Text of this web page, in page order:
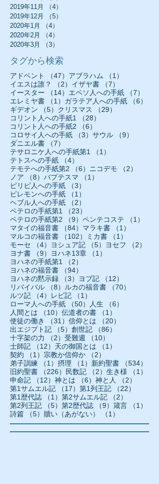
2019年11月
（4）
2019年12月
（5）
2020年1月
（4）
2020年2月
（4）
2020年3月
（3）
タグから検索
アドベント （47） 47件の記事
アブラハム （1）
イエスは誰？
（2） 2件の記事
イザヤ書 （7）
イースター
（14） 14件の記事
エペソ人への手紙 （7）
エレミヤ書
（1） 1件の記事
ガラテア人への手紙 （6）
ギデオン
（5） 5件の記事
クリスマス （29）
コリント人への手紙1
（28）
コリント人への手紙2
（6）
コロサイ人への手紙
（3） 3件の記事
サウル （9）
ダニエル書
（7）
テサロニケ人への手紙第1
（1）
テトスへの手紙
（4）
テモテへの手紙第2
（6） 6件の記事
ニコデモ （2）
ノア
（8） 8件の記事
バプテスマ （1）
ピリピ人への手紙
（3）
ピレモンへの手紙
（1）
ヘブル人への手紙
（2）
ペテロの手紙第1
（23）
ペテロの手紙第2
（9） 9件の記事
ペンテコステ （1）
マタイの福音書
（84） 84件の記事
マラキ書 （1）
マルコの福音書
（102） 102件の記事
ミカ書 （1）
モーセ
（4） 4件の記事
ヨシュア記 （5） 5件の記事
ヨセフ （2）
ヨナ書
（9） 9件の記事
ヨハネ13章 （1）
ヨハネの手紙第1
（2）
ヨハネの福音書
（94）
ヨハネの黙示録
（3） 3件の記事
ヨブ記 （12）
リバイバル
（8） 8件の記事
ルカの福音書 （70）
ルツ記
（4） 4件の記事
レビ記 （1）
ローマ人への手紙
（50） 50件の記事
人生 （6）
人間とは
（10） 10件の記事
伝道者の書 （1）
使徒の働き
（31） 31件の記事
信仰とは （20）
出エジプト記
（5） 5件の記事
創世記 （86）
十字架の力
（2） 2件の記事
受難週 （10）
士師記
（12） 12件の記事
天の御国とは （1）
契約
（1） 1件の記事
宗教か信仰か （2）
弟子訓練
（1） 1件の記事
摂理 （1） 1件の記事
新約聖書 （534）
旧約聖書
（226） 226件の記事
民数記 （2） 2件の記事
生き様 （1）
申命記
（12） 12件の記事
神とは （6） 6件の記事
神と人 （2）
第1サムエル記
（17） 17件の記事
第1列王記 （22）
第1歴代誌
（1） 1件の記事
第2サムエル記 （2）
第2列王記
（5） 5件の記事
第2歴代誌 （9） 9件の記事
箴言 （1）
詩篇
（5） 5件の記事
贖い（あがない） （1）